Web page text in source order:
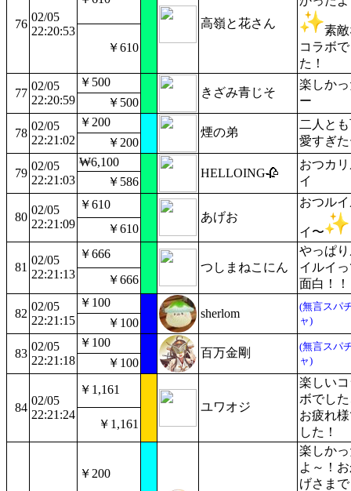
76
02/05
22:20:53
高嶺と花さん
素
コラボ
た！
￥610
77
02/05
22:20:59
￥500
きざみ青じそ
楽しか
ー
￥500
78
02/05
22:21:02
￥200
煙の弟
二人と
愛すぎ
￥200
79
02/05
22:21:03
₩6,100
HELLOING🥀
おつカ
イ
￥586
80
02/05
22:21:09
￥610
あげお
おつル
イ〜
￥610
81
02/05
22:21:13
￥666
つしまねこにん
やっぱ
イルイ
面白！！
￥666
82
02/05
22:21:15
￥100
sherlom
(無言スパ
ャ)
￥100
83
02/05
22:21:18
￥100
百万金剛
(無言スパ
ャ)
￥100
84
02/05
22:21:24
￥1,161
ユワオジ
楽しい
ボでし
お疲れ
した！
￥1,161
￥200
楽しか
よ～！
げさま